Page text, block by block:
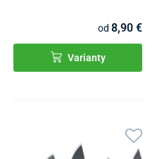
od 8,90 €
Varianty